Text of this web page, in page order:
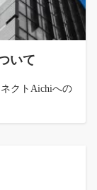
いて
クトAichiへの